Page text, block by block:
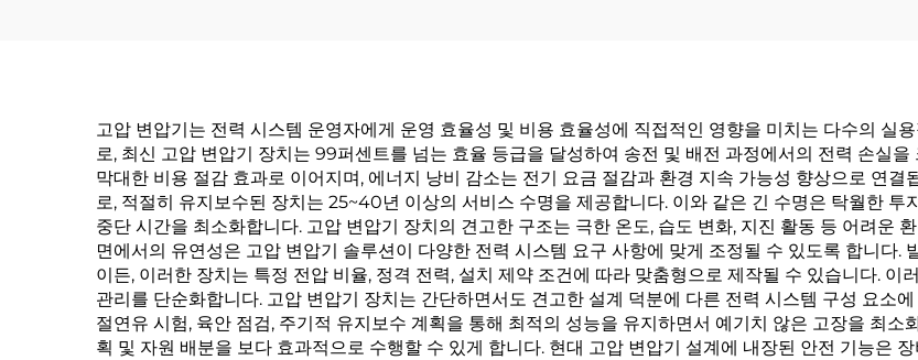
고압 변압기는 전력 시스템 운영자에게 운영 효율성 및 비용 효율성에 직접적인 영향을 미치는 다수의 실
로, 최신 고압 변압기 장치는 99퍼센트를 넘는 효율 등급을 달성하여 송전 및 배전 과정에서의 전력 손실
막대한 비용 절감 효과로 이어지며, 에너지 낭비 감소는 전기 요금 절감과 환경 지속 가능성 향상으로 연
로, 적절히 유지보수된 장치는 25~40년 이상의 서비스 수명을 제공합니다. 이와 같은 긴 수명은 탁월한
중단 시간을 최소화합니다. 고압 변압기 장치의 견고한 구조는 극한 온도, 습도 변화, 지진 활동 등 어려운
면에서의 유연성은 고압 변압기 솔루션이 다양한 전력 시스템 요구 사항에 맞게 조정될 수 있도록 합니다.
이든, 이러한 장치는 특정 전압 비율, 정격 전력, 설치 제약 조건에 따라 맞춤형으로 제작될 수 있습니다.
관리를 단순화합니다. 고압 변압기 장치는 간단하면서도 견고한 설계 덕분에 다른 전력 시스템 구성 요소
절연유 시험, 육안 점검, 주기적 유지보수 계획을 통해 최적의 성능을 유지하면서 예기치 않은 고장을 최
획 및 자원 배분을 보다 효과적으로 수행할 수 있게 합니다. 현대 고압 변압기 설계에 내장된 안전 기능은